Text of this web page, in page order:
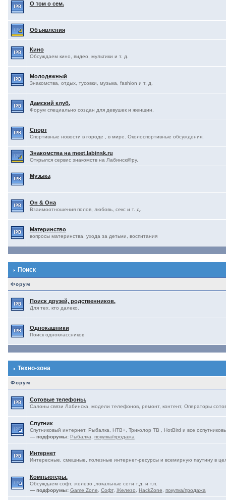
О том о сем.
Объявления
Кино
Обсуждаем кино, видео, мультики и т. д.
Молодежный
Знакомства, отдых, тусовки, музыка, fashion и т. д.
Дамский клуб.
Форум специально создан для девушек и женщин.
Спорт
Спортивные новости в городе , в мире. Околоспортивные обсуждения.
Знакомства на meet.labinsk.ru
Открылся сервис знакомств на Лабинск@ру.
Музыка
Он & Она
Взаимоотношения полов, любовь, секс и т. д.
Материнство
вопросы материнства, ухода за детьми, воспитания
Поиск
Форум
Поиск друзей, родственников.
Для тех, кто далеко.
Однокашники
Поиск одноклассников
Техно-зона
Форум
Сотовые телефоны.
Салоны связи Лабинска, модели телефонов, ремонт, контент, Операторы
Спутник
Спутниковый интернет, Рыбалка, НТВ+, Триколор ТВ , HotBird и все
— подфорумы: Рыбалка покупка/продажа
Интернет
Интересные, смешные, полезные интернет-ресурсы и всемирную паутину в
Компьютеры.
Обсуждаем софт, железо ,локальные сети т.д. и т.п.
— подфорумы: Game Zone Софт, Железо HackZone покупка/продажа